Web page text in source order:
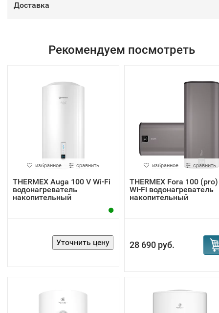
Доставка
Рекомендуем посмотреть
избранное сравнить
THERMEX Auga 100 V Wi-Fi
водонагреватель
накопительный
избранное сравнить
THERMEX Fora 100 (pro)
Wi-Fi водонагреватель
накопительный
28 690 руб.